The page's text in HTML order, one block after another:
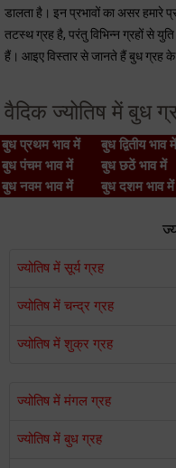
डालता है। इन प्रभावों का असर हमारे
तटस्थ ग्रह है, परंतु विभिन्न ग्रहों से
हैं। आइए विस्तार से जानते हैं बुध ग्रह के
वैदिक ज्योतिष में बुध
बुध प्रथम भाव में बुध द्वितीय भाव में
बुध पंचम भाव में
बुध छठें भाव में
बुध नवम भाव में
बुध दशम भाव में
ज्योतिष में सूर्य ग्रह
ज्योतिष में चन्द्र ग्रह
ज्योतिष में शुक्र ग्रह
ज्योतिष में मंगल ग्रह
ज्योतिष में बुध ग्रह